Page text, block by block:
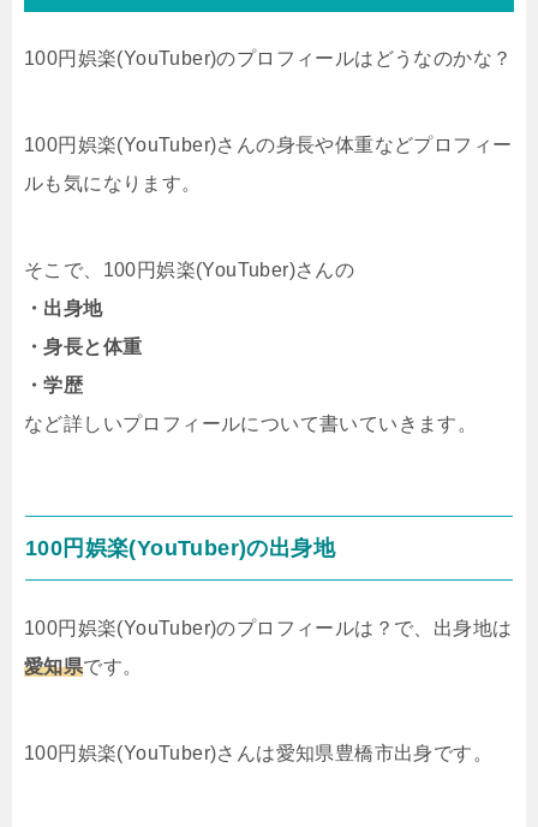
100円娯楽(YouTuber)のプロフィールはどうなのかな？
100円娯楽(YouTuber)さんの身長や体重などプロフィー
ルも気になります。
そこで、100円娯楽(YouTuber)さんの
・出身地
・身長と体重
・学歴
など詳しいプロフィールについて書いていきます。
100円娯楽(YouTuber)の出身地
100円娯楽(YouTuber)のプロフィールは？で、出身地は
愛知県です。
100円娯楽(YouTuber)さんは愛知県豊橋市出身です。